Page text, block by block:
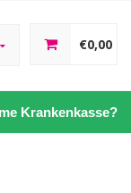
€0,00
Krankenkasse?